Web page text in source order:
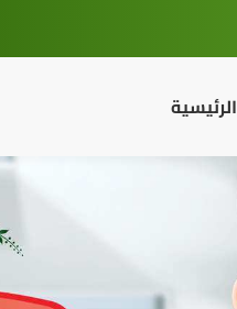
الرئيسية